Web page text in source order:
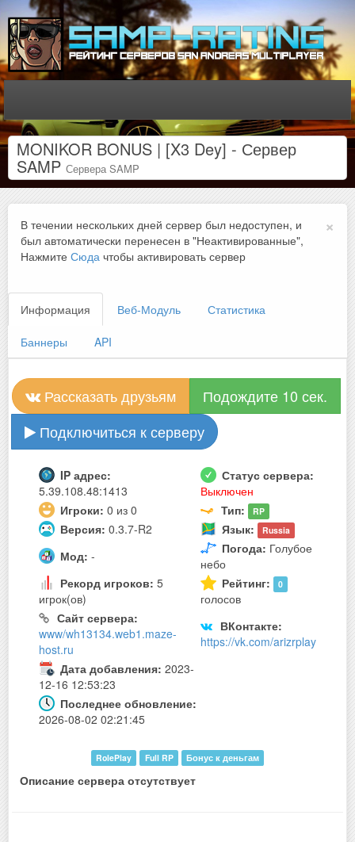
MONIKOR BONUS | [X3 Dey] - Сервер
SAMP Сервера SAMP
×
В течении нескольких дней сервер был недоступен, и
был автоматически перенесен в "Неактивированные",
Нажмите Сюда чтобы активировать сервер
Информация Веб-Модуль Статистика
Баннеры API
Рассказать друзьям
Подождите 10 сек.
Подключиться к серверу
IP адрес:
5.39.108.48:1413
Статус сервера:
Выключен
Игроки: 0 из 0 Тип: RP
Версия: 0.3.7-R2 Язык: Russia
Мод: - Погода: Голубое
небо
Рекорд игроков: 5
игрок(ов)
Рейтинг: 0
голосов
Сайт сервера:
www/wh13134.web1.maze-
host.ru
ВКонтакте:
https://vk.com/arizrplay
Дата добавления: 2023-
12-16 12:53:23
Последнее обновление:
2026-08-02 02:21:45
RolePlay Full RP Бонус к деньгам
Описание сервера отсутствует